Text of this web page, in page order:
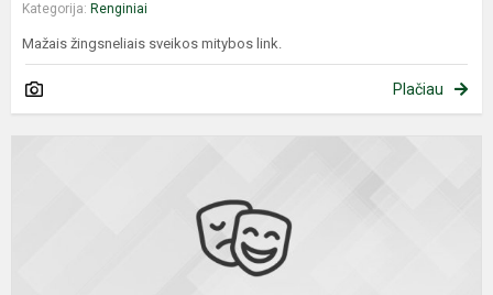
Kategorija: Renginiai
Mažais žingsneliais sveikos mitybos link.
Plačiau